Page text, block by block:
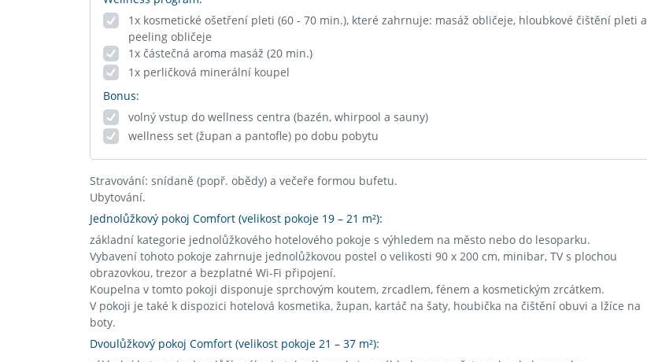
1x kosmetické ošetření pleti (60 - 70 min.), které zahrnuje: masáž obličeje, hloubkové čištění pleti a
peeling obličeje
1x částečná aroma masáž (20 min.)
1x perličková minerální koupel
Bonus:
volný vstup do wellness centra (bazén, whirpool a sauny)
wellness set (župan a pantofle) po dobu pobytu
Stravování: snídaně (popř. obědy) a večeře formou bufetu.
Ubytování.
Jednolůžkový pokoj Comfort (velikost pokoje 19 – 21 m²):
základní kategorie jednolůžkového hotelového pokoje s výhledem na město nebo do lesoparku.
Vybavení tohoto pokoje zahrnuje jednolůžkovou postel o velikosti 90 x 200 cm, minibar, TV s plochou
obrazovkou, trezor a bezplatné Wi-Fi připojení.
Koupelna v tomto pokoji disponuje sprchovým koutem, zrcadlem, fénem a kosmetickým zrcátkem.
V pokoji je také k dispozici hotelová kosmetika, župan, kartáč na šaty, houbička na čištění obuvi a lžíce na
boty.
Dvoulůžkový pokoj Comfort (velikost pokoje 21 – 37 m²):